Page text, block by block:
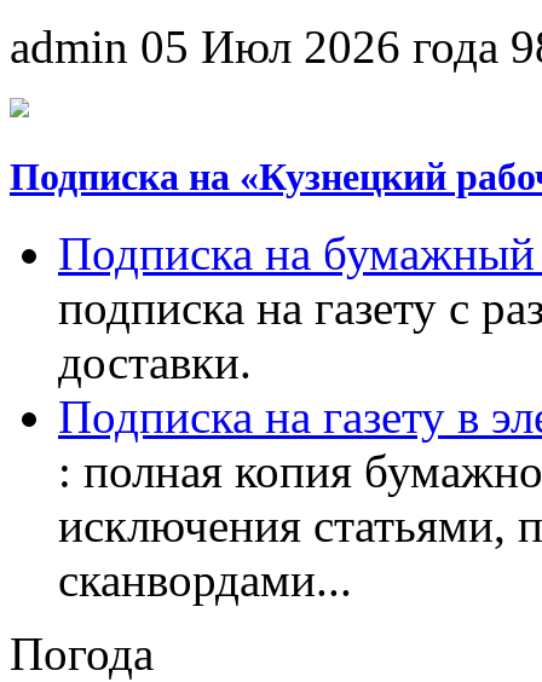
admin 05 Июл 2026 года
Подписка на «Кузнецкий
Подписка на бумажный
подписка на газету с
доставки.
Подписка на газету в
: полная копия
исключения статьями,
сканвордами...
Погода